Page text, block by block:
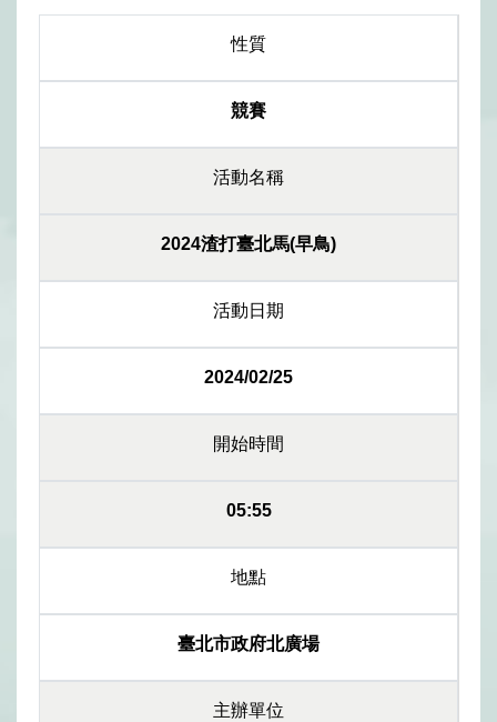
性質
競賽
活動名稱
2024渣打臺北馬(早鳥)
活動日期
2024/02/25
開始時間
05:55
地點
臺北市政府北廣場
主辦單位